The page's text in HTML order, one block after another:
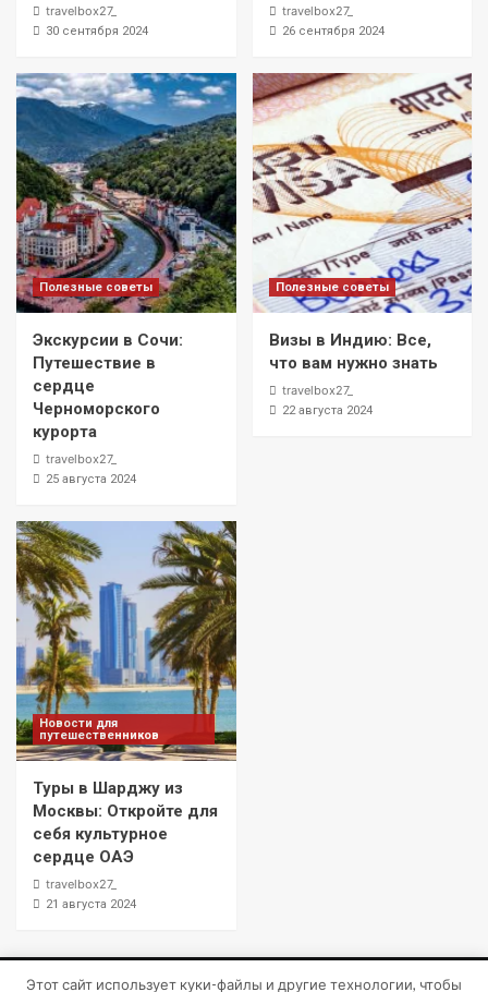
travelbox27_
30 сентября 2024
travelbox27_
26 сентября 2024
Полезные советы
Экскурсии в Сочи:
Путешествие в
сердце
Черноморского
курорта
travelbox27_
25 августа 2024
Полезные советы
Визы в Индию: Все,
что вам нужно знать
travelbox27_
22 августа 2024
Новости для
путешественников
Туры в Шарджу из
Москвы: Откройте для
себя культурное
сердце ОАЭ
travelbox27_
21 августа 2024
Этот сайт использует куки-файлы и другие технологии, чтобы